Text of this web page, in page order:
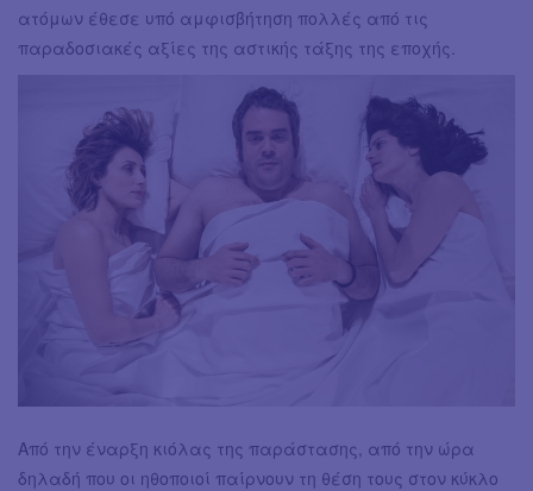
ατόμων έθεσε υπό αμφισβήτηση πολλές από τις
παραδοσιακές αξίες της αστικής τάξης της εποχής.
Από την έναρξη κιόλας της παράστασης, από την ώρα
δηλαδή που οι ηθοποιοί παίρνουν τη θέση τους στον κύκλο